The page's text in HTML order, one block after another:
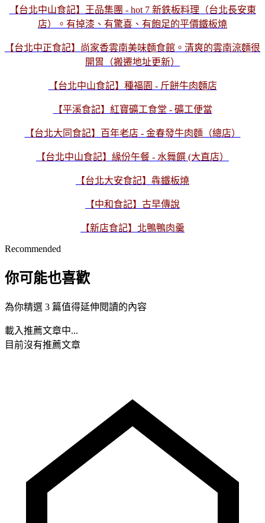
【台北中山食記】王品集團 - hot 7 新鉄板料理（台北長安東
店）。有掉漆、有驚喜、有飽足的平價鐵板燒
【台北中正食記】尚家香雲南美味麵食館。清爽的雲南涼麵很
開胃（搬遷地址更新）
【台北中山食記】種福園 - 斤餅牛肉麵店
【平溪食記】紅寶礦工食堂 - 礦工便當
【台北大同食記】百年老店 - 金春發牛肉麵（總店）
【台北中山食記】緣份午餐 - 水舞饌 (大直店）
【台北大安食記】犇鐵板燒
【中和食記】古早傳說
【新店食記】北鴨鴨肉羹
Recommended
你可能也喜歡
為你精選 3 篇值得延伸閱讀的內容
載入推薦文章中...
目前沒有推薦文章